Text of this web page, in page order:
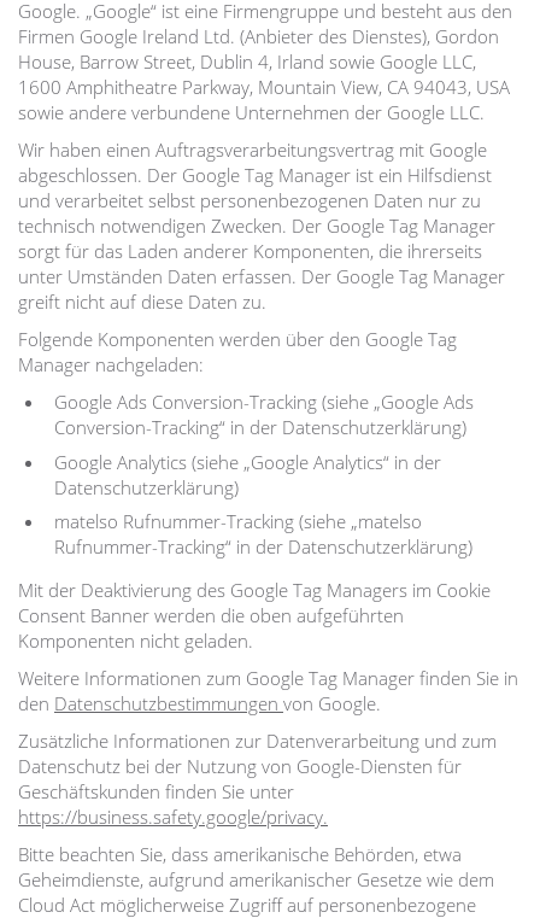
Google. „Google“ ist eine Firmengruppe und besteht aus den
Firmen Google Ireland Ltd. (Anbieter des Dienstes), Gordon
House, Barrow Street, Dublin 4, Irland sowie Google LLC,
1600 Amphitheatre Parkway, Mountain View, CA 94043, USA
sowie andere verbundene Unternehmen der Google LLC.
Wir haben einen Auftragsverarbeitungsvertrag mit Google
abgeschlossen. Der Google Tag Manager ist ein Hilfsdienst
und verarbeitet selbst personenbezogenen Daten nur zu
technisch notwendigen Zwecken. Der Google Tag Manager
sorgt für das Laden anderer Komponenten, die ihrerseits
unter Umständen Daten erfassen. Der Google Tag Manager
greift nicht auf diese Daten zu.
Folgende Komponenten werden über den Google Tag
Manager nachgeladen:
Google Ads Conversion-Tracking (siehe „Google Ads
Conversion-Tracking“ in der Datenschutzerklärung)
Google Analytics (siehe „Google Analytics“ in der
Datenschutzerklärung)
matelso Rufnummer-Tracking (siehe „matelso
Rufnummer-Tracking“ in der Datenschutzerklärung)
Mit der Deaktivierung des Google Tag Managers im Cookie
Consent Banner werden die oben aufgeführten
Komponenten nicht geladen.
Weitere Informationen zum Google Tag Manager finden Sie in
den Datenschutzbestimmungen von Google.
Zusätzliche Informationen zur Datenverarbeitung und zum
Datenschutz bei der Nutzung von Google-Diensten für
Geschäftskunden finden Sie unter
https://business.safety.google/privacy.
Bitte beachten Sie, dass amerikanische Behörden, etwa
Geheimdienste, aufgrund amerikanischer Gesetze wie dem
Cloud Act möglicherweise Zugriff auf personenbezogene